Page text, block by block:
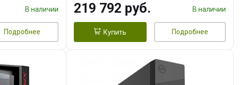
В наличии
Подробнее
256bit 3xDP HD/ 512 ГБ SSD)
219 792 руб. В наличии
Купить Подробнее